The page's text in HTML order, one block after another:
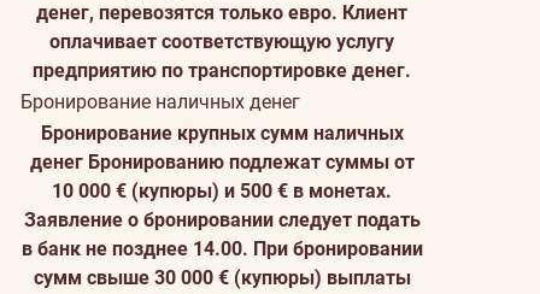
денег, перевозятся только евро. Клиент
оплачивает соответствующую услугу
предприятию по транспортировке денег.
Бронирование наличных денег
Бронирование крупных сумм наличных
денег Бронированию подлежат суммы от
10 000 € (купюры) и 500 € в монетах.
Заявление о бронировании следует подать
в банк не позднее 14.00. При бронировании
сумм свыше 30 000 € (купюры) выплаты